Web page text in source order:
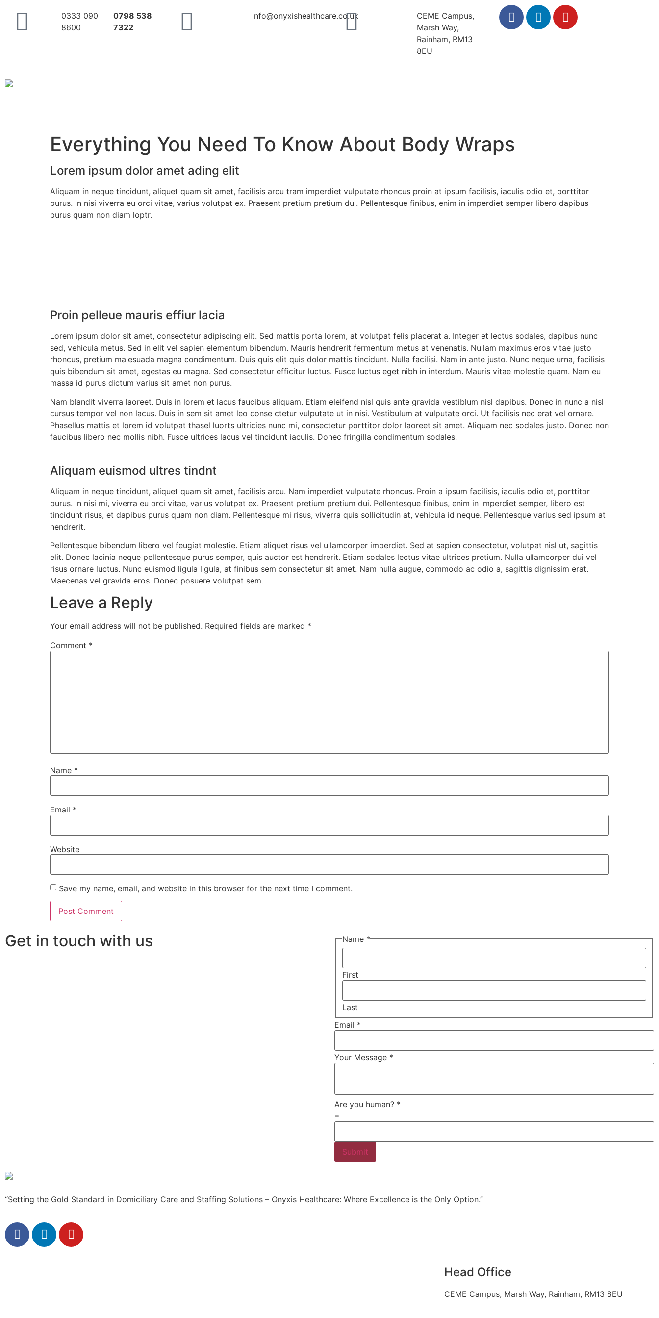
0333 090
8600
0798 538
7322
info@onyxishealthcare.co.uk
CEME Campus,
Marsh Way,
Rainham, RM13
8EU
Everything You Need To Know About Body Wraps
Lorem ipsum dolor amet ading elit
Aliquam in neque tincidunt, aliquet quam sit amet, facilisis arcu tram imperdiet vulputate rhoncus proin at ipsum facilisis, iaculis odio et, porttitor
purus. In nisi viverra eu orci vitae, varius volutpat ex. Praesent pretium pretium dui. Pellentesque finibus, enim in imperdiet semper libero dapibus
purus quam non diam loptr.
Proin pelleue mauris effiur lacia
Lorem ipsum dolor sit amet, consectetur adipiscing elit. Sed mattis porta lorem, at volutpat felis placerat a. Integer et lectus sodales, dapibus nunc
sed, vehicula metus. Sed in elit vel sapien elementum bibendum. Mauris hendrerit fermentum metus at venenatis. Nullam maximus eros vitae justo
rhoncus, pretium malesuada magna condimentum. Duis quis elit quis dolor mattis tincidunt. Nulla facilisi. Nam in ante justo. Nunc neque urna, facilisis
quis bibendum sit amet, egestas eu magna. Sed consectetur efficitur luctus. Fusce luctus eget nibh in interdum. Mauris vitae molestie quam. Nam eu
massa id purus dictum varius sit amet non purus.
Nam blandit viverra laoreet. Duis in lorem et lacus faucibus aliquam. Etiam eleifend nisl quis ante gravida vestiblum nisl dapibus. Donec in nunc a nisl
cursus tempor vel non lacus. Duis in sem sit amet leo conse ctetur vulputate ut in nisi. Vestibulum at vulputate orci. Ut facilisis nec erat vel ornare.
Phasellus mattis et lorem id volutpat thasel luorts ultricies nunc mi, consectetur porttitor dolor laoreet sit amet. Aliquam nec sodales justo. Donec non
faucibus libero nec mollis nibh. Fusce ultrices lacus vel tincidunt iaculis. Donec fringilla condimentum sodales.
Aliquam euismod ultres tindnt
Aliquam in neque tincidunt, aliquet quam sit amet, facilisis arcu. Nam imperdiet vulputate rhoncus. Proin a ipsum facilisis, iaculis odio et, porttitor
purus. In nisi mi, viverra eu orci vitae, varius volutpat ex. Praesent pretium pretium dui. Pellentesque finibus, enim in imperdiet semper, libero est
tincidunt risus, et dapibus purus quam non diam. Pellentesque mi risus, viverra quis sollicitudin at, vehicula id neque. Pellentesque varius sed ipsum at
hendrerit.
Pellentesque bibendum libero vel feugiat molestie. Etiam aliquet risus vel ullamcorper imperdiet. Sed at sapien consectetur, volutpat nisl ut, sagittis
elit. Donec lacinia neque pellentesque purus semper, quis auctor est hendrerit. Etiam sodales lectus vitae ultrices pretium. Nulla ullamcorper dui vel
risus ornare luctus. Nunc euismod ligula ligula, at finibus sem consectetur sit amet. Nam nulla augue, commodo ac odio a, sagittis dignissim erat.
Maecenas vel gravida eros. Donec posuere volutpat sem.
Leave a Reply
Your email address will not be published. Required fields are marked *
Comment *
Name *
Email *
Website
Save my name, email, and website in this browser for the next time I comment.
Get in touch with us Name *
First
Last
Email *
Your Message *
Are you human? *
=
Submit
“Setting the Gold Standard in Domiciliary Care and Staffing Solutions – Onyxis Healthcare: Where Excellence is the Only Option.”
Head Office
CEME Campus, Marsh Way, Rainham, RM13 8EU